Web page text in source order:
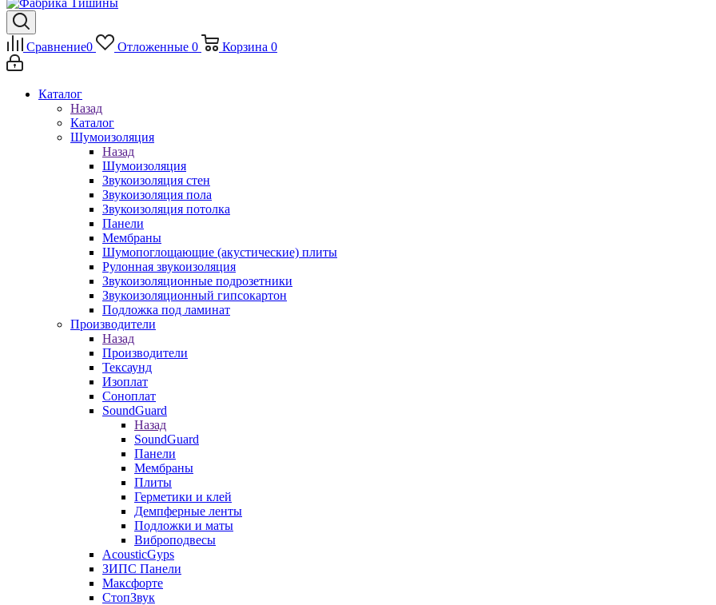
Сравнение0 Отложенные 0 Корзина 0
Каталог
Назад
Каталог
Шумоизоляция
Назад
Шумоизоляция
Звукоизоляция стен
Звукоизоляция пола
Звукоизоляция потолка
Панели
Мембраны
Шумопоглощающие (акустические) плиты
Рулонная звукоизоляция
Звукоизоляционные подрозетники
Звукоизоляционный гипсокартон
Подложка под ламинат
Производители
Назад
Производители
Тексаунд
Изоплат
Соноплат
SoundGuard
Назад
SoundGuard
Панели
Мембраны
Плиты
Герметики и клей
Демпферные ленты
Подложки и маты
Виброподвесы
AcousticGyps
ЗИПС Панели
Максфорте
СтопЗвук